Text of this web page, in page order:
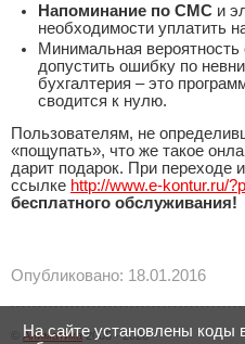
Напоминание по СМС и
необходимости уплатить
Минимальная
допустить ошибку по
бухгалтерия – это
сводится к нулю.
Пользователям, не
«пощупать», что же такое
дарит подарок. При переходе
ссылке http://www.e-kontur.ru/
бесплатного обслуживания!
Опубликовано: 18.01.2016
Аниматика2005 - 2026
На сайте установлены коды